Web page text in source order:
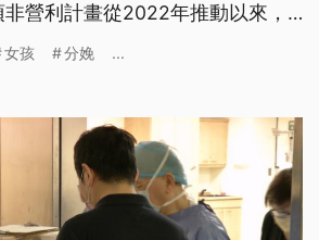
營利計畫從2022年推動以來，
女孩 分娩 ...